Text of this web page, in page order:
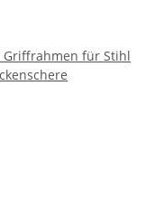
Griffrahmen für Stihl